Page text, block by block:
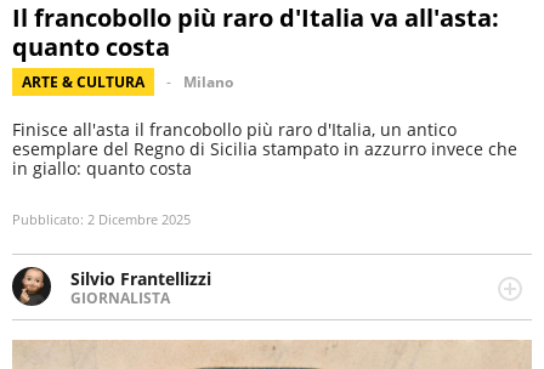
Il francobollo più raro d'Italia va all'asta:
quanto costa
ARTE & CULTURA Milano
Finisce all'asta il francobollo più raro d'Italia, un antico
esemplare del Regno di Sicilia stampato in azzurro invece che
in giallo: quanto costa
Pubblicato: 2 Dicembre 2025
Silvio Frantellizzi
GIORNALISTA
Giornalista pubblicista. Da oltre dieci anni si occupa di
informazione sul web, scrivendo di sport, attualità,